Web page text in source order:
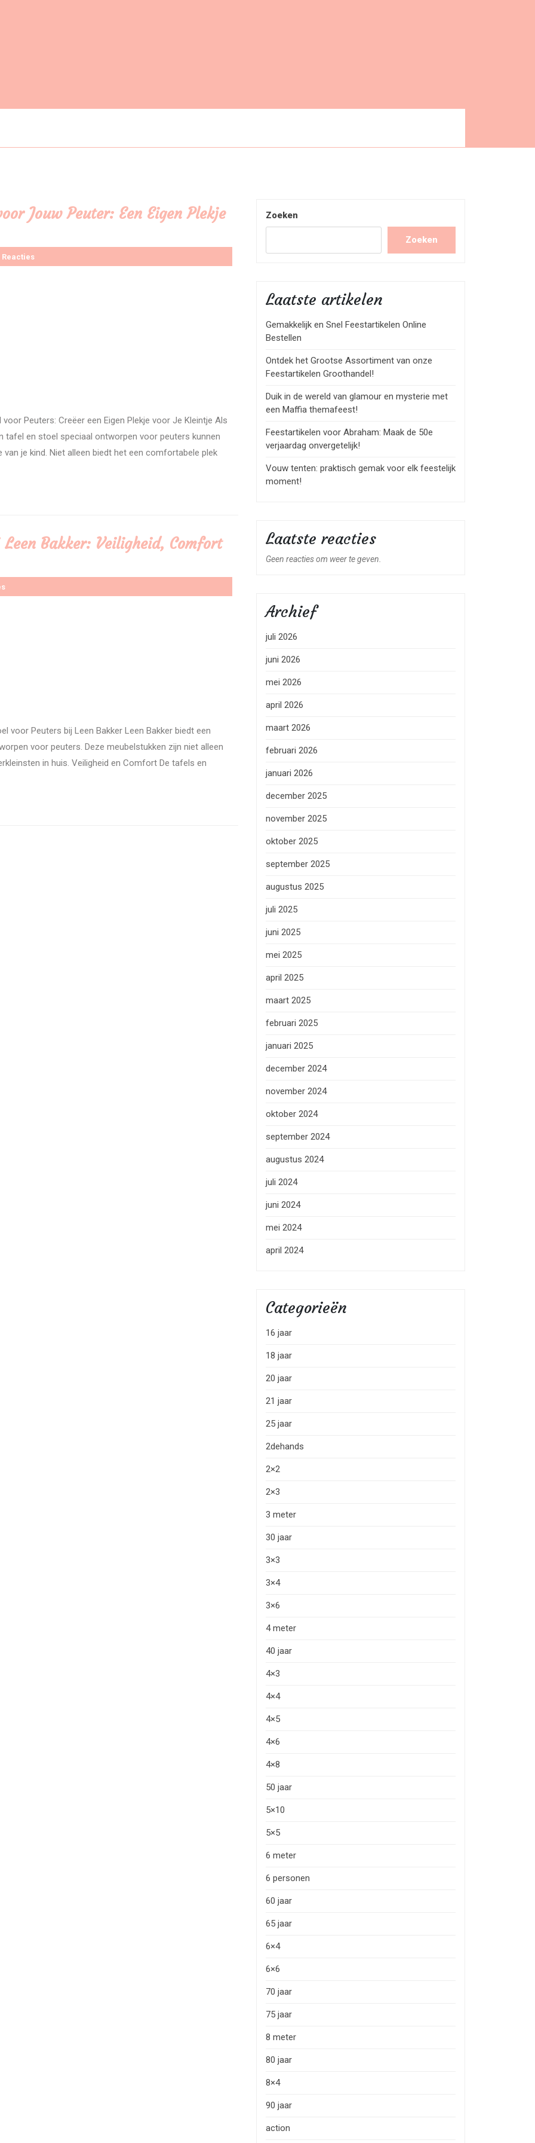
Jouw Peuter: Een Eigen Plekje
Reacties
Peuters: Creëer een Eigen Plekje voor Je Kleintje Als
tafel en stoel speciaal ontworpen voor peuters kunnen
je kind. Niet alleen biedt het een comfortabele plek
Bakker: Veiligheid, Comfort
voor Peuters bij Leen Bakker Leen Bakker biedt een
voor peuters. Deze meubelstukken zijn niet alleen
in huis. Veiligheid en Comfort De tafels en
Zoeken
Zoeken
Laatste artikelen
Gemakkelijk en Snel Feestartikelen Online
Bestellen
Ontdek het Grootse Assortiment van onze
Feestartikelen Groothandel!
Duik in de wereld van glamour en mysterie met
een Maffia themafeest!
Feestartikelen voor Abraham: Maak de 50e
verjaardag onvergetelijk!
Vouw tenten: praktisch gemak voor elk feestelijk
moment!
Laatste reacties
Geen reacties om weer te geven.
Archief
juli 2026
juni 2026
mei 2026
april 2026
maart 2026
februari 2026
januari 2026
december 2025
november 2025
oktober 2025
september 2025
augustus 2025
juli 2025
juni 2025
mei 2025
april 2025
maart 2025
februari 2025
januari 2025
december 2024
november 2024
oktober 2024
september 2024
augustus 2024
juli 2024
juni 2024
mei 2024
april 2024
Categorieën
16 jaar
18 jaar
20 jaar
21 jaar
25 jaar
2dehands
2×2
2×3
3 meter
30 jaar
3×3
3×4
3×6
4 meter
40 jaar
4×3
4×4
4×5
4×6
4×8
50 jaar
5×10
5×5
6 meter
6 personen
60 jaar
65 jaar
6×4
6×6
70 jaar
75 jaar
8 meter
80 jaar
8×4
90 jaar
action